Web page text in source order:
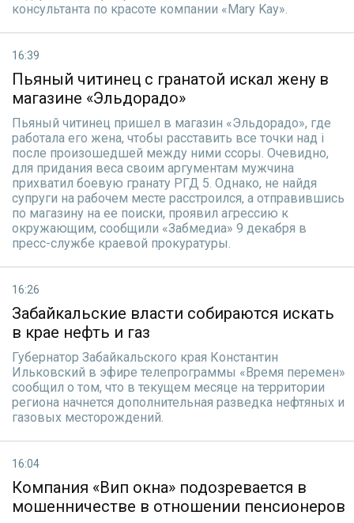
консультанта по красоте компании «Mary Kay».
16:39
Пьяный читинец с гранатой искал жену в
магазине «Эльдорадо»
Пьяный читинец пришел в магазин «Эльдорадо», где
работала его жена, чтобы расставить все точки над i
после произошедшей между ними ссоры. Очевидно,
для придания веса своим аргументам мужчина
прихватил боевую гранату РГД 5. Однако, не найдя
супруги на рабочем месте расстроился, а отправившись
по магазину на ее поиски, проявил агрессию к
окружающим, сообщили «Забмедиа» 9 декабря в
пресс-службе краевой прокуратуры.
16:26
Забайкальские власти собираются искать
в крае нефть и газ
Губернатор Забайкальского края Константин
Ильковский в эфире телепрограммы «Время перемен»
сообщил о том, что в текущем месяце на территории
региона начнется дополнительная разведка нефтяных и
газовых месторождений.
16:04
Компания «Вип окна» подозревается в
мошенничестве в отношении пенсионеров